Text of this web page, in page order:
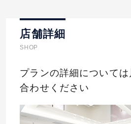
店舗詳細
SHOP
プランの詳細について
合わせください